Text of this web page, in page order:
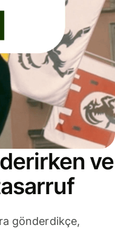
ve
gönderdikçe,